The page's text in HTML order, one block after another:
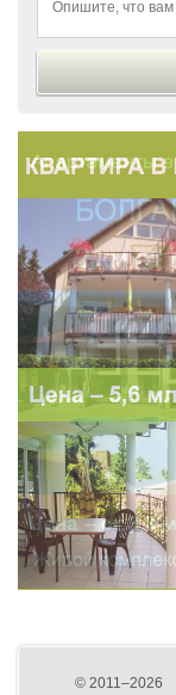
© 2011–2026